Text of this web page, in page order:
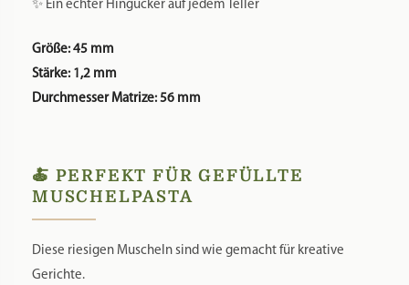
✨ Ein echter Hingucker auf jedem Teller
Größe: 45 mm
Stärke: 1,2 mm
Durchmesser Matrize: 56 mm
🍝 PERFEKT FÜR GEFÜLLTE
MUSCHELPASTA
Diese riesigen Muscheln sind wie gemacht für kreative
Gerichte.